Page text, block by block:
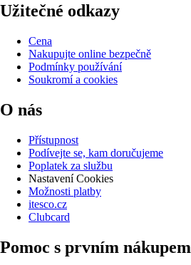
Užitečné odkazy
Cena
Nakupujte online bezpečně
Podmínky používání
Soukromí a cookies
O nás
Přístupnost
Podívejte se, kam doručujeme
Poplatek za službu
Nastavení Cookies
Možnosti platby
itesco.cz
Clubcard
Pomoc s prvním nákupem